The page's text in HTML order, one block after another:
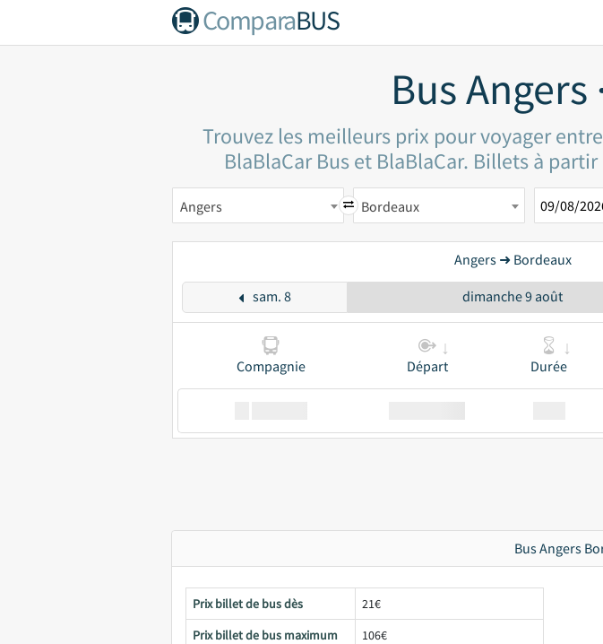
ComparaBUS
Bus
Trouvez les meilleurs prix pour voyager
BlaBlaCar Bus et BlaBlaCar. Billets à
Angers Bordeaux
Angers ➜ Bordeaux
sam. 8 dimanche 9 août
Compagnie Départ Durée
Bus Angers
Prix billet de bus dès
21€
Prix billet de bus maximum
106€